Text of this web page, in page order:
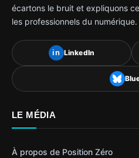
écartons le bruit et expliquons
les professionnels du numérique.
in LinkedIn
LE MÉDIA
À propos de Position Zéro